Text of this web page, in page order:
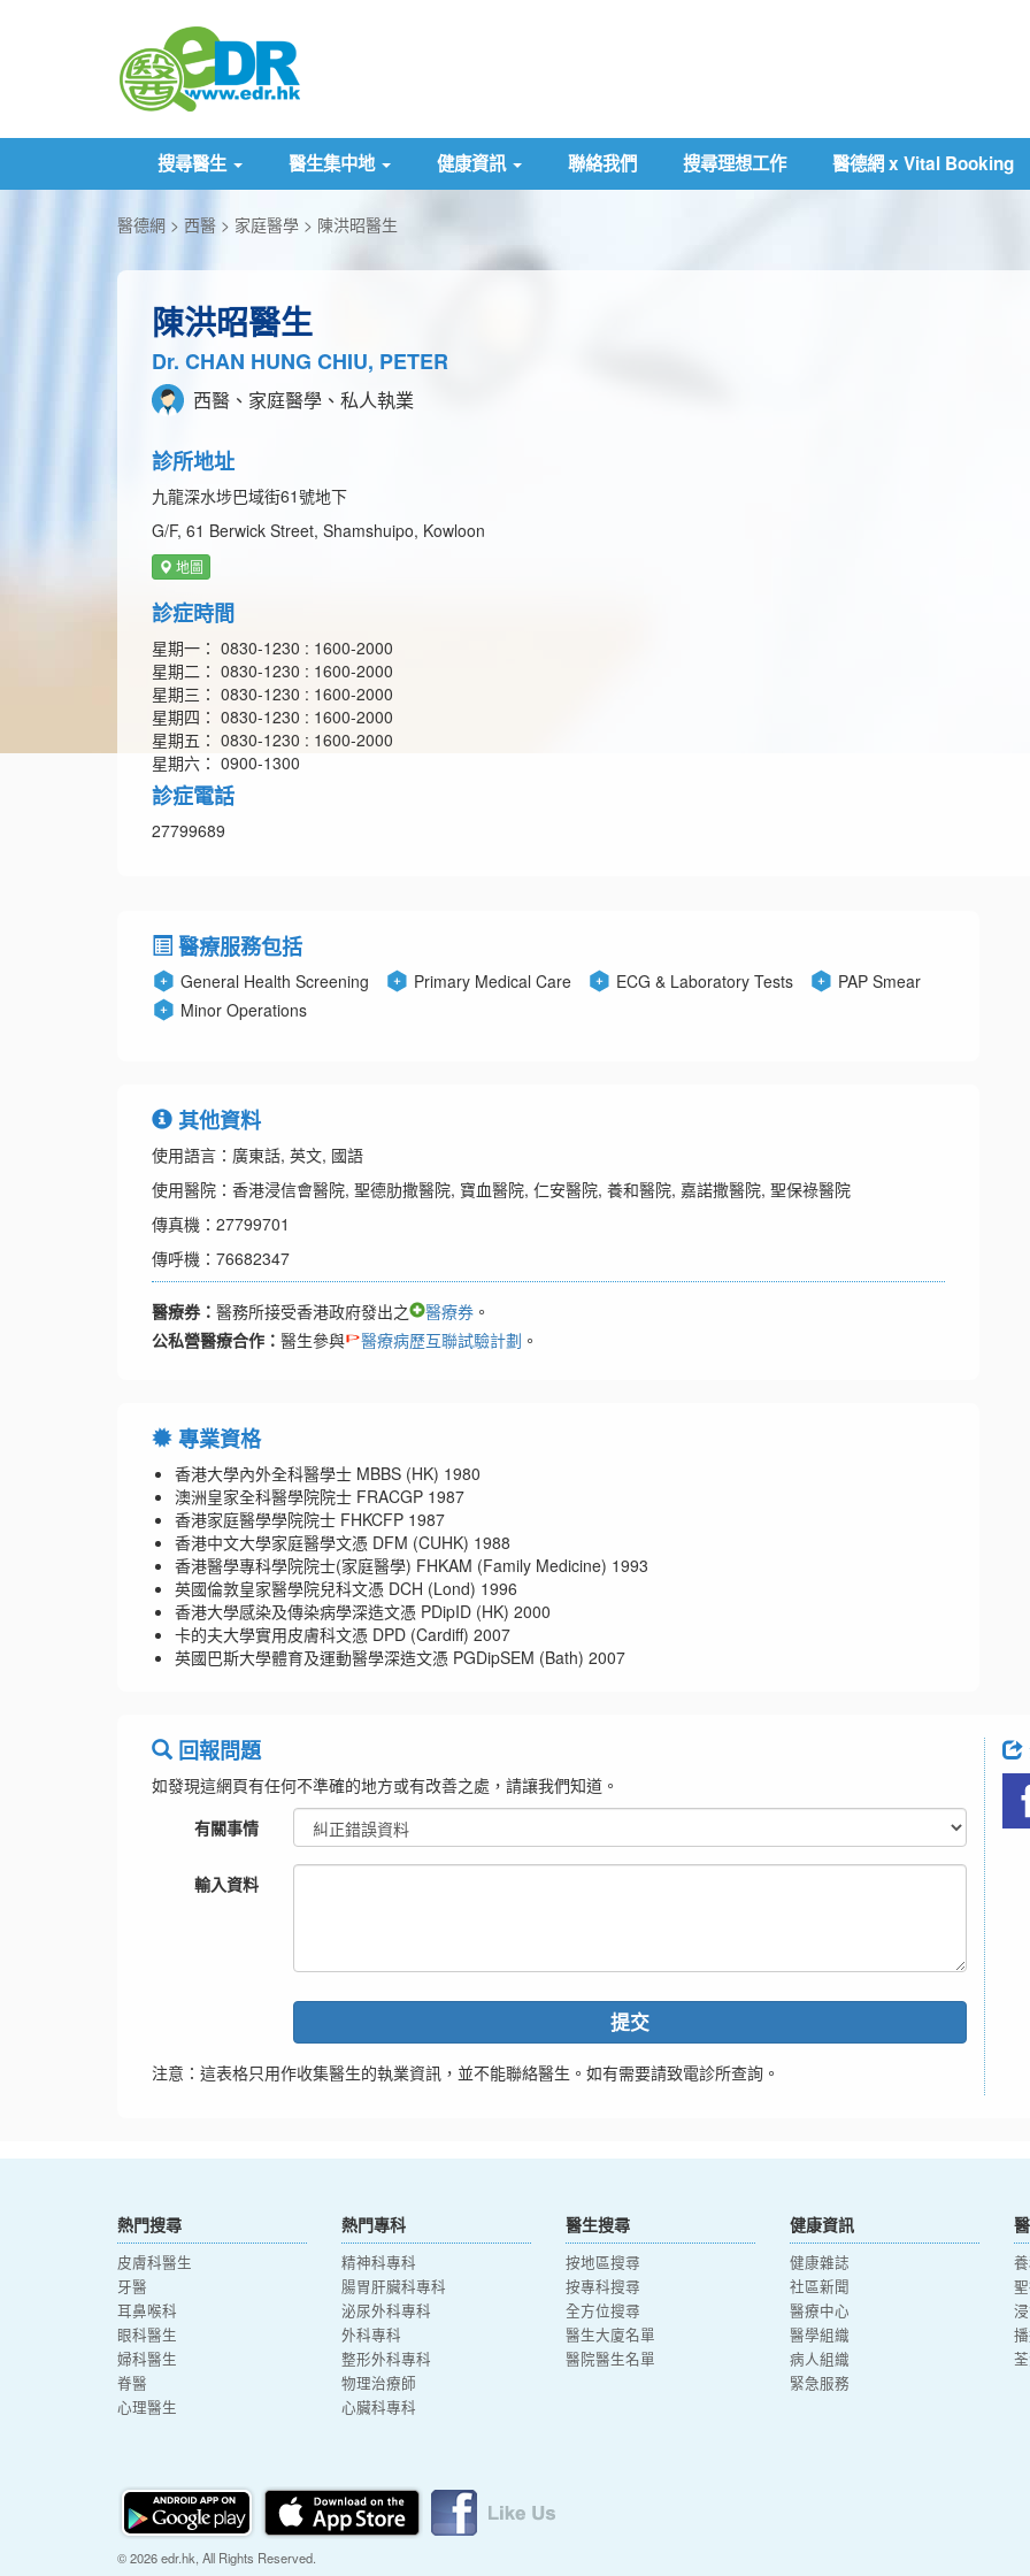
搜尋醫生 醫生集中地 健康資訊 聯絡我們 搜尋理想工作 醫德網 x Vital Booking
醫德網 西醫 家庭醫學 陳洪昭醫生
陳洪昭醫生
Dr. CHAN HUNG CHIU, PETER
西醫、家庭醫學、私人執業
診所地址
九龍深水埗巴域街61號地下
G/F, 61 Berwick Street, Shamshuipo, Kowloon
地圖
診症時間
星期一： 0830-1230 : 1600-2000
星期二： 0830-1230 : 1600-2000
星期三： 0830-1230 : 1600-2000
星期四： 0830-1230 : 1600-2000
星期五： 0830-1230 : 1600-2000
星期六： 0900-1300
診症電話
27799689
醫療服務包括
General Health Screening Primary Medical Care ECG & Laboratory Tests
PAP Smear
Minor Operations
其他資料
使用語言：廣東話, 英文, 國語
使用醫院：香港浸信會醫院, 聖德肋撒醫院, 寶血醫院, 仁安醫院, 養和醫院, 嘉諾撒醫院, 聖保祿醫院
傳真機：27799701
傳呼機：76682347
醫療券： 醫務所接受香港政府發出之 醫療券 。
公私營醫療合作： 醫生參與 醫療病歷互聯試驗計劃 。
專業資格
香港大學內外全科醫學士 MBBS (HK) 1980
澳洲皇家全科醫學院院士 FRACGP 1987
香港家庭醫學學院院士 FHKCFP 1987
香港中文大學家庭醫學文憑 DFM (CUHK) 1988
香港醫學專科學院院士(家庭醫學) FHKAM (Family Medicine) 1993
英國倫敦皇家醫學院兒科文憑 DCH (Lond) 1996
香港大學感染及傳染病學深造文憑 PDipID (HK) 2000
卡的夫大學實用皮膚科文憑 DPD (Cardiff) 2007
英國巴斯大學體育及運動醫學深造文憑 PGDipSEM (Bath) 2007
回報問題
如發現這網頁有任何不準確的地方或有改善之處，請讓我們知道。
有關事情
輸入資料
提交
注意：這表格只用作收集醫生的執業資訊，並不能聯絡醫生。如有需要請致電診所查詢。
熱門搜尋
皮膚科醫生
牙醫
耳鼻喉科
眼科醫生
婦科醫生
脊醫
心理醫生
熱門專科
精神科專科
腸胃肝臟科專科
泌尿外科專科
外科專科
整形外科專科
物理治療師
心臟科專科
醫生搜尋
按地區搜尋
按專科搜尋
全方位搜尋
醫生大廈名單
醫院醫生名單
健康資訊
健康雜誌
社區新聞
醫療中心
醫學組織
病人組織
緊急服務
© 2026 edr.hk, All Rights Reserved.